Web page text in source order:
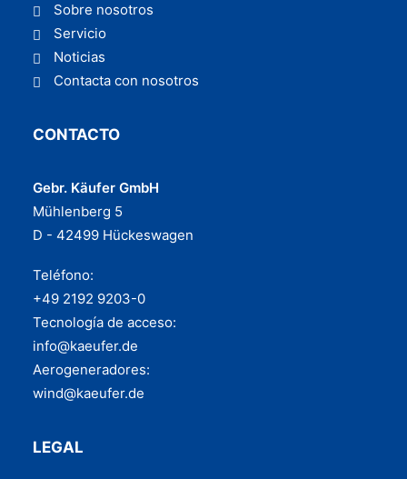
Sobre nosotros
Servicio
Noticias
Contacta con nosotros
CONTACTO
Gebr. Käufer GmbH
Mühlenberg 5
D - 42499 Hückeswagen
Teléfono:
+49 2192 9203-0
Tecnología de acceso:
info@kaeufer.de
Aerogeneradores:
wind@kaeufer.de
LEGAL